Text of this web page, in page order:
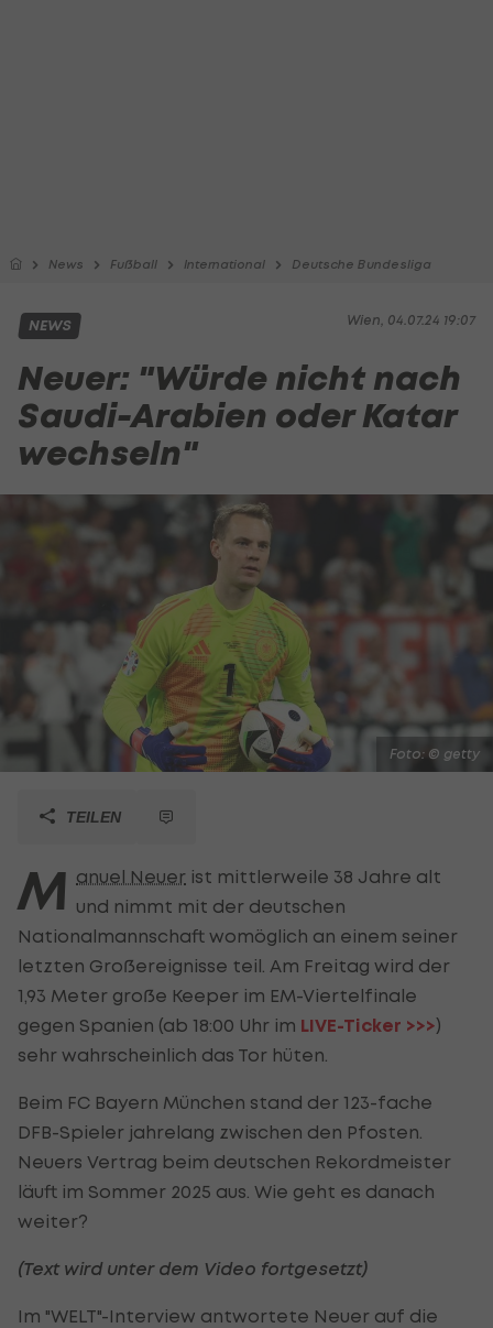
News Fußball International Deutsche Bundesliga
Wien, 04.07.24 19:07
NEWS
Neuer: "Würde nicht nach
Saudi-Arabien oder Katar
wechseln"
Foto: © getty
TEILEN
M anuel Neuer ist mittlerweile 38 Jahre alt
und nimmt mit der deutschen
Nationalmannschaft womöglich an einem seiner
letzten Großereignisse teil. Am Freitag wird der
1,93 Meter große Keeper im EM-Viertelfinale
gegen Spanien (ab 18:00 Uhr im LIVE-Ticker >>>)
sehr wahrscheinlich das Tor hüten.
Beim FC Bayern München stand der 123-fache
DFB-Spieler jahrelang zwischen den Pfosten.
Neuers Vertrag beim deutschen Rekordmeister
läuft im Sommer 2025 aus. Wie geht es danach
weiter?
(Text wird unter dem Video fortgesetzt)
Im "WELT"-Interview antwortete Neuer auf die